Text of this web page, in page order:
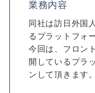
業務内容
同社は訪日外国
るプラットフォ
今回は、フロン
開しているプラ
ンして頂きます。